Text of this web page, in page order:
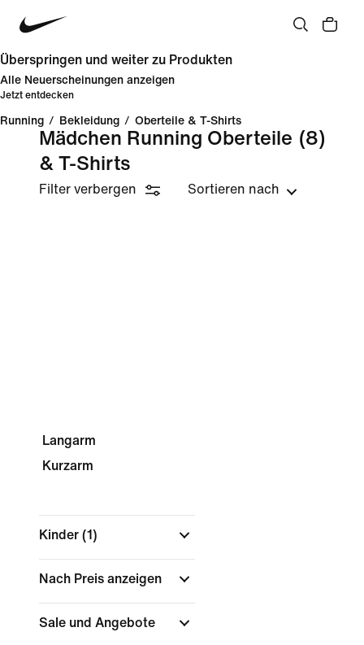
Überspringen und weiter zu Produkten
Alle Neuerscheinungen anzeigen
Jetzt entdecken
Running / Bekleidung / Oberteile & T-Shirts
Mädchen Running Oberteile
& T-Shirts
(8)
Filter verbergen Sortieren nach
Langarm
Kurzarm
Kinder (1)
Nach Preis anzeigen
Sale und Angebote